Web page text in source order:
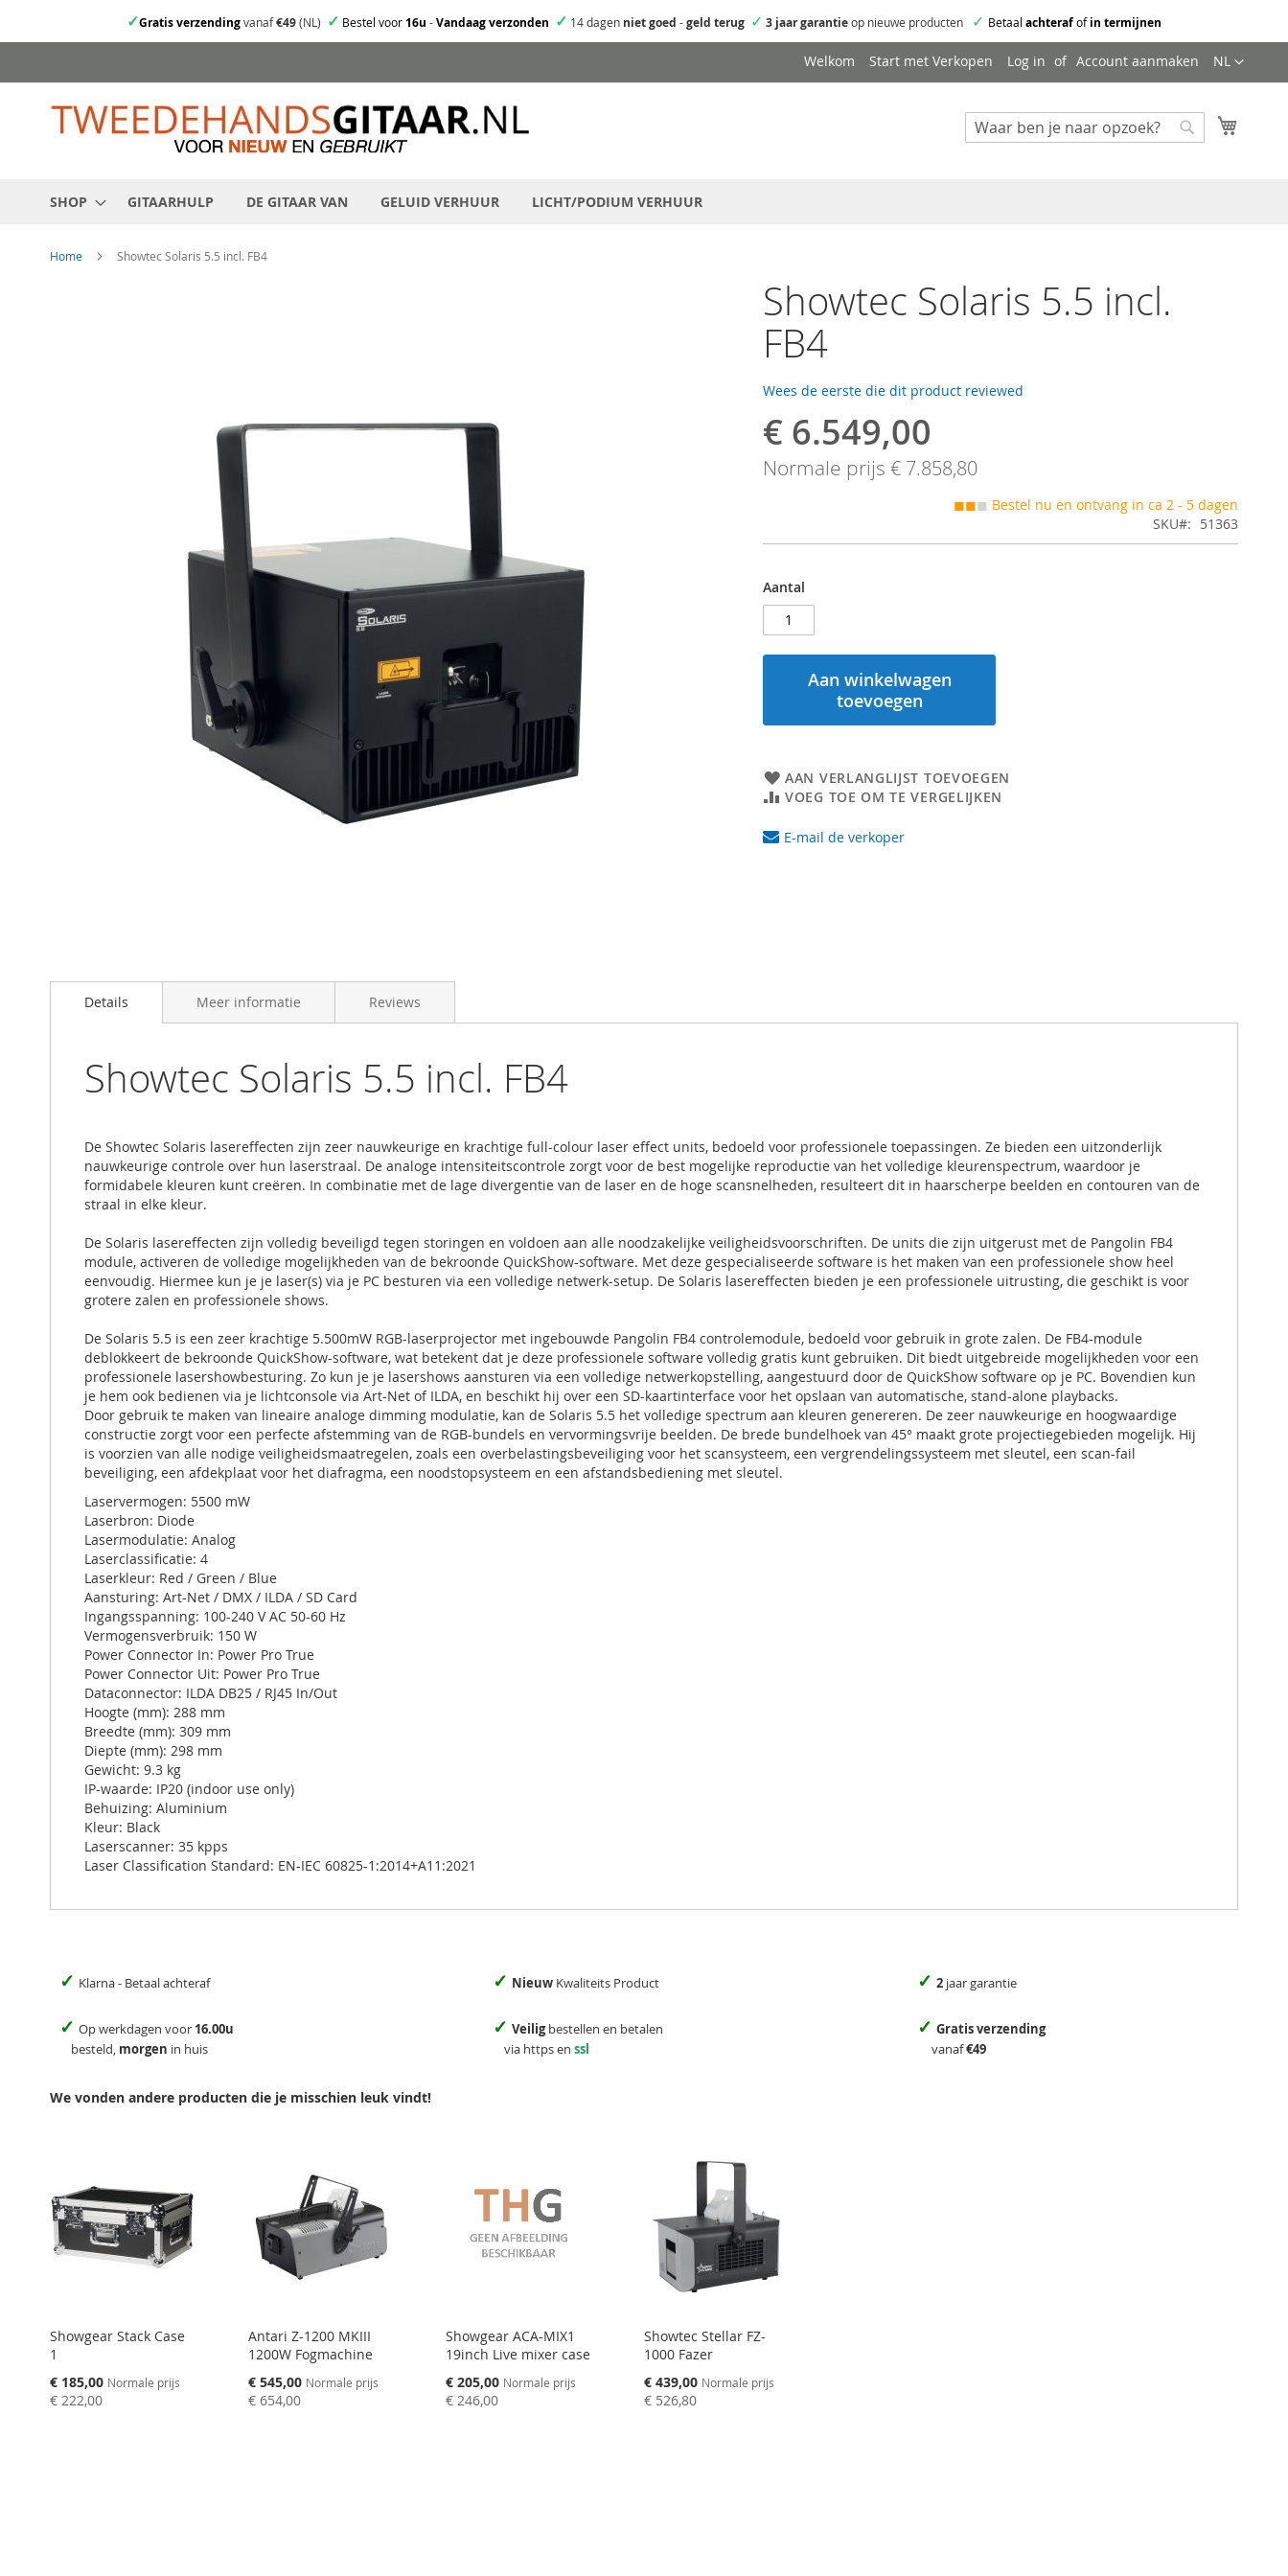
✓Gratis verzendingvanaf€49(NL) ✓ Bestel voor16u -Vandaag verzonden ✓ 14 dagen niet goed -geld terug ✓ 3 jaar garantieop nieuwe producten ✓ Betaal achterafofin termijnen
direct
naar
de
Taal
NL
Welkom Start met Verkopen Log in Account aanmaken
Zoeken
SHOP GITAARHULP DE GITAAR VAN GELUID VERHUUR LICHT/PODIUM VERHUUR
Home Showtec Solaris 5.5 incl. FB4
Showtec Solaris 5.5 incl.
FB4
Wees de eerste die dit product reviewed
Speciale
prijs
€ 6.549,00
Normale prijs € 7.858,80
◼◼◼ Bestel nu en ontvang in ca 2 - 5 dagen
SKU
51363
Aantal
Aan winkelwagen
toevoegen
AAN VERLANGLIJST TOEVOEGEN
VOEG TOE OM TE VERGELIJKEN
E-mail de verkoper
to
images
Details
Showtec Solaris 5.5 incl. FB4
De Showtec Solaris lasereffecten zijn zeer nauwkeurige en krachtige full-colour laser effect units, bedoeld voor professionele toepassingen. Ze bieden een uitzonderlijk
nauwkeurige controle over hun laserstraal. De analoge intensiteitscontrole zorgt voor de best mogelijke reproductie van het volledige kleurenspectrum, waardoor je
formidabele kleuren kunt creëren. In combinatie met de lage divergentie van de laser en de hoge scansnelheden, resulteert dit in haarscherpe beelden en contouren van de
straal in elke kleur.
De Solaris lasereffecten zijn volledig beveiligd tegen storingen en voldoen aan alle noodzakelijke veiligheidsvoorschriften. De units die zijn uitgerust met de Pangolin FB4
module, activeren de volledige mogelijkheden van de bekroonde QuickShow-software. Met deze gespecialiseerde software is het maken van een professionele show heel
eenvoudig. Hiermee kun je je laser(s) via je PC besturen via een volledige netwerk-setup. De Solaris lasereffecten bieden je een professionele uitrusting, die geschikt is voor
grotere zalen en professionele shows.
De Solaris 5.5 is een zeer krachtige 5.500mW RGB-laserprojector met ingebouwde Pangolin FB4 controlemodule, bedoeld voor gebruik in grote zalen. De FB4-module
deblokkeert de bekroonde QuickShow-software, wat betekent dat je deze professionele software volledig gratis kunt gebruiken. Dit biedt uitgebreide mogelijkheden voor een
professionele lasershowbesturing. Zo kun je je lasershows aansturen via een volledige netwerkopstelling, aangestuurd door de QuickShow software op je PC. Bovendien kun
je hem ook bedienen via je lichtconsole via Art-Net of ILDA, en beschikt hij over een SD-kaartinterface voor het opslaan van automatische, stand-alone playbacks.
Door gebruik te maken van lineaire analoge dimming modulatie, kan de Solaris 5.5 het volledige spectrum aan kleuren genereren. De zeer nauwkeurige en hoogwaardige
constructie zorgt voor een perfecte afstemming van de RGB-bundels en vervormingsvrije beelden. De brede bundelhoek van 45° maakt grote projectiegebieden mogelijk. Hij
is voorzien van alle nodige veiligheidsmaatregelen, zoals een overbelastingsbeveiliging voor het scansysteem, een vergrendelingssysteem met sleutel, een scan-fail
beveiliging, een afdekplaat voor het diafragma, een noodstopsysteem en een afstandsbediening met sleutel.
Laservermogen: 5500 mW
Laserbron: Diode
Lasermodulatie: Analog
Laserclassificatie: 4
Laserkleur: Red / Green / Blue
Aansturing: Art-Net / DMX / ILDA / SD Card
Ingangsspanning: 100-240 V AC 50-60 Hz
Vermogensverbruik: 150 W
Power Connector In: Power Pro True
Power Connector Uit: Power Pro True
Dataconnector: ILDA DB25 / RJ45 In/Out
Hoogte (mm): 288 mm
Breedte (mm): 309 mm
Diepte (mm): 298 mm
Gewicht: 9.3 kg
IP-waarde: IP20 (indoor use only)
Behuizing: Aluminium
Kleur: Black
Laserscanner: 35 kpps
Laser Classification Standard: EN-IEC 60825-1:2014+A11:2021
Meer informatie Reviews
✓ Klarna - Betaal achteraf ✓ Nieuw Kwaliteits Product ✓ 2 jaar garantie
✓ Op werkdagen voor 16.00u
besteld, morgen in huis
✓ Veiligbestellen en betalen
via https en ssl
✓ Gratis verzending
vanaf€49
We vonden andere producten die je misschien leuk vindt!
Showgear Stack Case
1
Speciale
prijs
€ 185,00 Normale prijs
€ 222,00
Antari Z-1200 MKIII
1200W Fogmachine
Speciale
prijs
€ 545,00 Normale prijs
€ 654,00
Showgear ACA-MIX1
19inch Live mixer case
Speciale
prijs
€ 205,00 Normale prijs
€ 246,00
Showtec Stellar FZ-
1000 Fazer
Speciale
prijs
€ 439,00 Normale prijs
€ 526,80